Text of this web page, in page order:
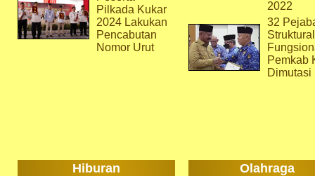
Pilkada Kukar
2024 Lakukan
Pencabutan
Nomor Urut
2022
32
Pemkab
Dimutasi
Hiburan Olahraga